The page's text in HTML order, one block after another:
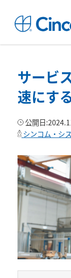
サービ
速にす
公開日:
シンコム・シ